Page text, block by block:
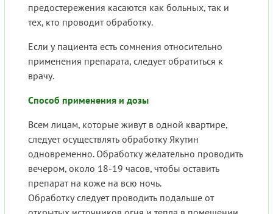
предостережения касаются как больных, так и
тех, кто проводит обработку.
Если у пациента есть сомнения относительно
применения препарата, следует обратиться к
врачу.
Способ применения и дозы
Всем лицам, которые живут в одной квартире,
следует осуществлять обработку Якутин
одновременно. Обработку желательно проводить
вечером, около 18-19 часов, чтобы оставить
препарат на коже на всю ночь.
Обработку следует проводить подальше от